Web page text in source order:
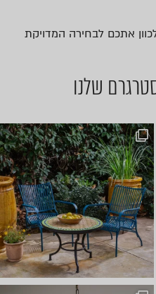
אתכם לבחירה המדויקת
שלנו